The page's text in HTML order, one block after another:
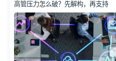
高管压力怎么破？先解构，再支持